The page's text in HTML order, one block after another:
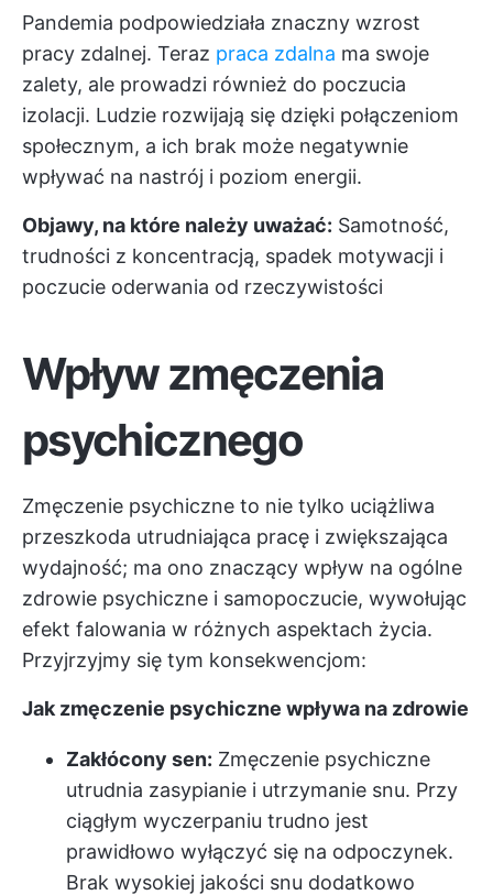
Pandemia podpowiedziała znaczny wzrost
pracy zdalnej. Teraz praca zdalna ma swoje
zalety, ale prowadzi również do poczucia
izolacji. Ludzie rozwijają się dzięki połączeniom
społecznym, a ich brak może negatywnie
wpływać na nastrój i poziom energii.
Objawy, na które należy uważać: Samotność,
trudności z koncentracją, spadek motywacji i
poczucie oderwania od rzeczywistości
Wpływ zmęczenia
psychicznego
Zmęczenie psychiczne to nie tylko uciążliwa
przeszkoda utrudniająca pracę i zwiększająca
wydajność; ma ono znaczący wpływ na ogólne
zdrowie psychiczne i samopoczucie, wywołując
efekt falowania w różnych aspektach życia.
Przyjrzyjmy się tym konsekwencjom:
Jak zmęczenie psychiczne wpływa na zdrowie
Zakłócony sen: Zmęczenie psychiczne
utrudnia zasypianie i utrzymanie snu. Przy
ciągłym wyczerpaniu trudno jest
prawidłowo wyłączyć się na odpoczynek.
Brak wysokiej jakości snu dodatkowo